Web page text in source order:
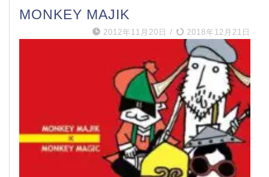
MONKEY MAJIK
2012年11月20日 / 2018年12月21日